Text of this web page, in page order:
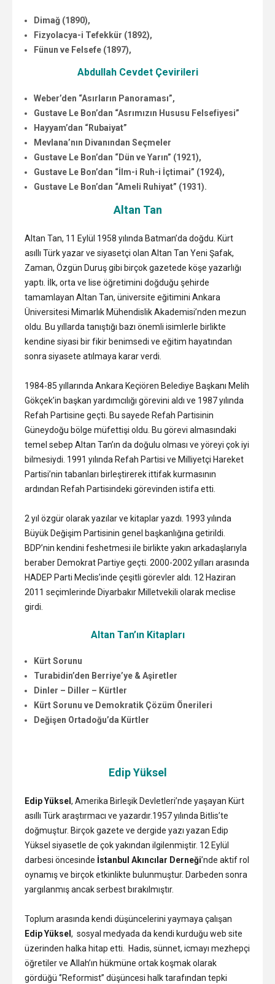
Dimağ (1890),
Fizyolacya-i Tefekkür (1892),
Fünun ve Felsefe (1897),
Abdullah Cevdet Çevirileri
Weber’den “Asırların Panoraması”,
Gustave Le Bon’dan “Asrımızın Hususu Felsefiyesi”
Hayyam’dan “Rubaiyat”
Mevlana’nın Divanından Seçmeler
Gustave Le Bon’dan “Dün ve Yarın” (1921),
Gustave Le Bon’dan “İlm-i Ruh-i İçtimai” (1924),
Gustave Le Bon’dan “Ameli Ruhiyat” (1931).
Altan Tan
Altan Tan, 11 Eylül 1958 yılında Batman’da doğdu. Kürt
asıllı Türk yazar ve siyasetçi olan Altan Tan Yeni Şafak,
Zaman, Özgün Duruş gibi birçok gazetede köşe yazarlığı
yaptı. İlk, orta ve lise öğretimini doğduğu şehirde
tamamlayan Altan Tan, üniversite eğitimini Ankara
Üniversitesi Mimarlık Mühendislik Akademisi’nden mezun
oldu. Bu yıllarda tanıştığı bazı önemli isimlerle birlikte
kendine siyasi bir fikir benimsedi ve eğitim hayatından
sonra siyasete atılmaya karar verdi.
1984-85 yıllarında Ankara Keçiören Belediye Başkanı Melih
Gökçek’in başkan yardımcılığı görevini aldı ve 1987 yılında
Refah Partisine geçti. Bu sayede Refah Partisinin
Güneydoğu bölge müfettişi oldu. Bu görevi almasındaki
temel sebep Altan Tan’ın da doğulu olması ve yöreyi çok iyi
bilmesiydi. 1991 yılında Refah Partisi ve Milliyetçi Hareket
Partisi’nin tabanları birleştirerek ittifak kurmasının
ardından Refah Partisindeki görevinden istifa etti.
2 yıl özgür olarak yazılar ve kitaplar yazdı. 1993 yılında
Büyük Değişim Partisinin genel başkanlığına getirildi.
BDP’nin kendini feshetmesi ile birlikte yakın arkadaşlarıyla
beraber Demokrat Partiye geçti. 2000-2002 yılları arasında
HADEP Parti Meclis’inde çeşitli görevler aldı. 12 Haziran
2011 seçimlerinde Diyarbakır Milletvekili olarak meclise
girdi.
Altan Tan’ın Kitapları
Kürt Sorunu
Turabidin’den Berriye’ye & Aşiretler
Dinler – Diller – Kürtler
Kürt Sorunu ve Demokratik Çözüm Önerileri
Değişen Ortadoğu’da Kürtler
Edip Yüksel
Edip Yüksel , Amerika Birleşik Devletleri’nde yaşayan Kürt
asıllı Türk araştırmacı ve yazardır.1957 yılında Bitlis’te
doğmuştur. Birçok gazete ve dergide yazı yazan Edip
Yüksel siyasetle de çok yakından ilgilenmiştir. 12 Eylül
darbesi öncesinde İstanbul Akıncılar Derneği’nde aktif rol
oynamış ve birçok etkinlikte bulunmuştur. Darbeden sonra
yargılanmış ancak serbest bırakılmıştır.
Toplum arasında kendi düşüncelerini yaymaya çalışan
Edip Yüksel , sosyal medyada da kendi kurduğu web site
üzerinden halka hitap etti. Hadis, sünnet, icmayı mezhepçi
öğretiler ve Allah’ın hükmüne ortak koşmak olarak
gördüğü ‘’Reformist’’ düşüncesi halk tarafından tepki